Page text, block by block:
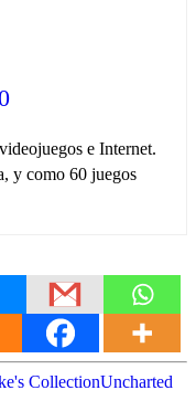
e Internet.
y como 60 juegos
CollectionUncharted